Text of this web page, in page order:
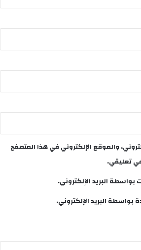
والموقع الإلكتروني في هذا المتصفح
تعليقي.
بواسطة البريد الإلكتروني.
بواسطة البريد الإلكتروني.